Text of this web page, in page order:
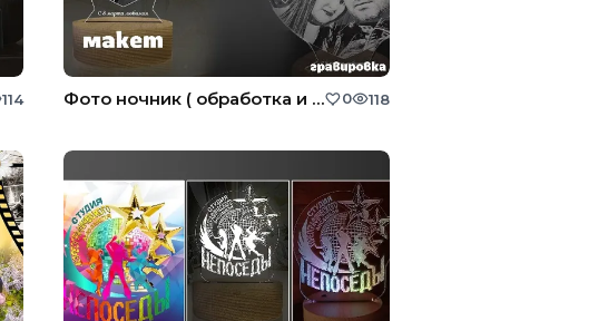
114 Фото ночник ( обработка и ретушь фото для гравировки на стекле и других поверхностей ) 0 118